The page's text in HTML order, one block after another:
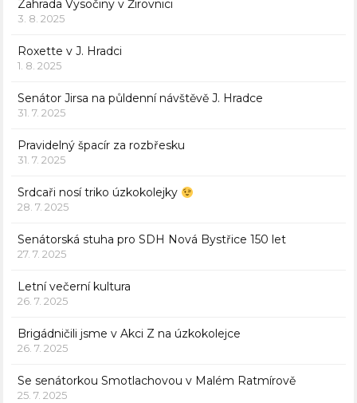
Zahrada Vysočiny v Žirovnici
3. 8. 2025
Roxette v J. Hradci
1. 8. 2025
Senátor Jirsa na půldenní návštěvě J. Hradce
31. 7. 2025
Pravidelný špacír za rozbřesku
31. 7. 2025
Srdcaři nosí triko úzkokolejky
28. 7. 2025
Senátorská stuha pro SDH Nová Bystřice 150 let
27. 7. 2025
Letní večerní kultura
26. 7. 2025
Brigádničili jsme v Akci Z na úzkokolejce
26. 7. 2025
Se senátorkou Smotlachovou v Malém Ratmírově
25. 7. 2025